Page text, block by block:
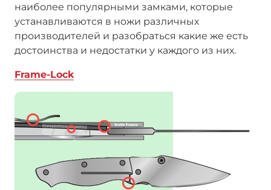
наиболее популярными замками, которые
устанавливаются в ножи различных
производителей и разобраться какие же есть
достоинства и недостатки у каждого из них.
Frame-Lock